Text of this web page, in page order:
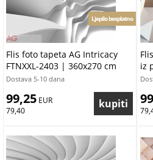
Flis foto tapeta AG Intricacy
FTNXXL-2403 | 360x270 cm
Ljepilo besplatno
Dostava 5-10 dana
99,25 EUR
79,40
iz